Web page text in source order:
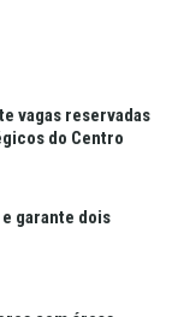
vagas reservadas
do Centro
garante dois